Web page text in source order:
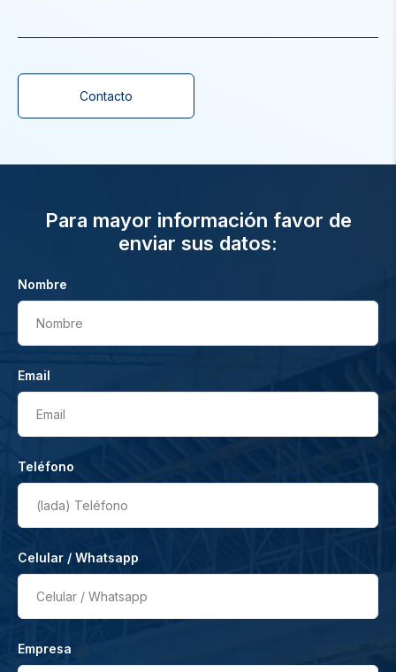
Contacto
Para mayor información favor de
enviar sus datos:
Nombre
Nombre
Email
Email
Teléfono
(lada) Teléfono
Celular / Whatsapp
Celular / Whatsapp
Empresa